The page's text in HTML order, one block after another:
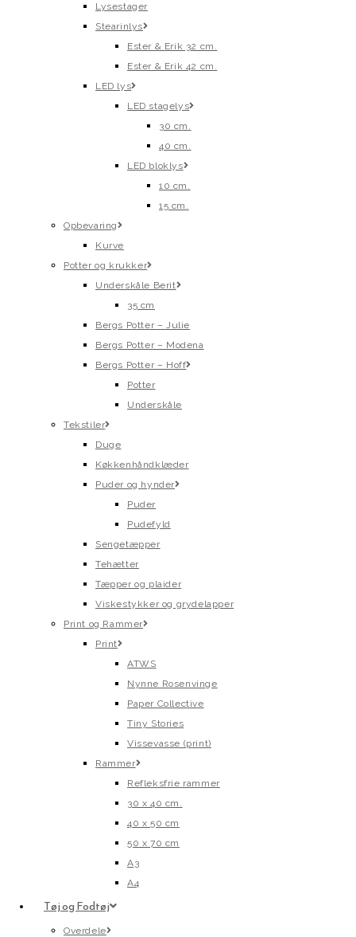
Lysestager
Stearinlys
Ester & Erik 32 cm.
Ester & Erik 42 cm.
LED lys
LED stagelys
30 cm.
40 cm.
LED bloklys
10 cm.
15 cm.
Opbevaring
Kurve
Potter og krukker
Underskåle Berit
35 cm
Bergs Potter – Julie
Bergs Potter – Modena
Bergs Potter – Hoff
Potter
Underskåle
Tekstiler
Duge
Køkkenhåndklæder
Puder og hynder
Puder
Pudefyld
Sengetæpper
Tehætter
Tæpper og plaider
Viskestykker og grydelapper
Print og Rammer
Print
ATWS
Nynne Rosenvinge
Paper Collective
Tiny Stories
Vissevasse (print)
Rammer
Refleksfrie rammer
30 x 40 cm.
40 x 50 cm
50 x 70 cm
A3
A4
Tøj og Fodtøj
Overdele